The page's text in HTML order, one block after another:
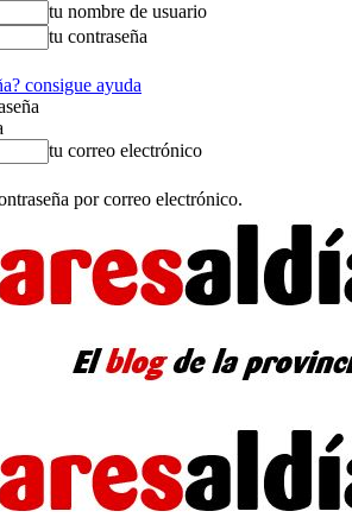
tu nombre de usuario
tu contraseña
consigue ayuda
tu correo electrónico
por correo electrónico.